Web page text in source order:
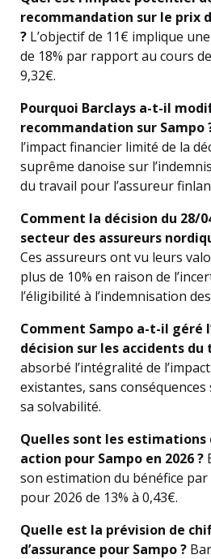
recommandation sur le prix
? L’objectif de 11€ implique
de 18% par rapport au cours
9,32€.
Pourquoi Barclays a-t-il
recommandation sur Sampo
l’impact financier limité de la
suprême danoise sur
du travail pour l’assureur
Comment la décision du 28/
secteur des assureurs
Ces assureurs ont vu leurs
plus de 10% en raison de
l’éligibilité à l’indemnisation
Comment Sampo a-t-il géré
décision sur les accidents du
absorbé l’intégralité de
existantes, sans
sa solvabilité.
Quelles sont les estimations
action pour Sampo en 2026 ?
son estimation du bénéfice par
pour 2026 de 13% à 0,43€.
Quelle est la prévision de
d’assurance pour Sampo ?